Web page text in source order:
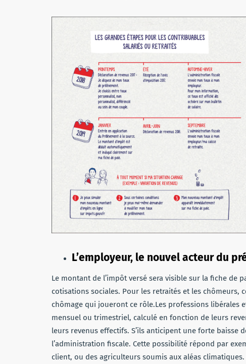
L’employeur, le nouvel acteur du
Le montant de l’impôt versé sera visible sur la fiche de
cotisations sociales. Pour les retraités et les chômeurs,
chômage qui joueront ce rôle.Les professions libérales
mensuel ou trimestriel, calculé en fonction de leurs
leurs revenus effectifs. S’ils anticipent une forte
l’administration fiscale. Cette possibilité répond par
client, ou des agriculteurs soumis aux aléas